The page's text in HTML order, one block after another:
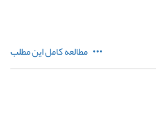
مطالعه کامل این مطلب